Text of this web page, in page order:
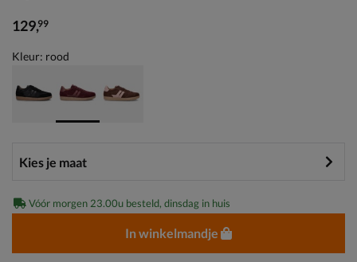
€ 129,99
129,99
Kleur: rood
Vóór morgen 23.00u besteld, dinsdag in huis
In winkelmandje